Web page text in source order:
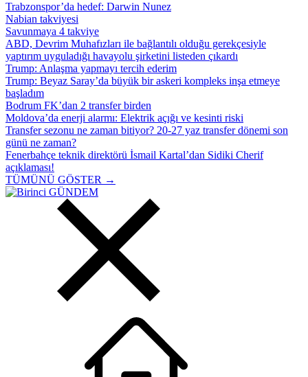
Trabzonspor’da hedef: Darwin Nunez
Nabian takviyesi
Savunmaya 4 takviye
ABD, Devrim Muhafızları ile bağlantılı olduğu gerekçesiyle
yaptırım uyguladığı havayolu şirketini listeden çıkardı
Trump: Anlaşma yapmayı tercih ederim
Trump: Beyaz Saray’da büyük bir askeri kompleks inşa etmeye
başladım
Bodrum FK’dan 2 transfer birden
Moldova’da enerji alarmı: Elektrik açığı ve kesinti riski
Transfer sezonu ne zaman bitiyor? 20-27 yaz transfer dönemi son
günü ne zaman?
Fenerbahçe teknik direktörü İsmail Kartal’dan Sidiki Cherif
açıklaması!
TÜMÜNÜ GÖSTER →